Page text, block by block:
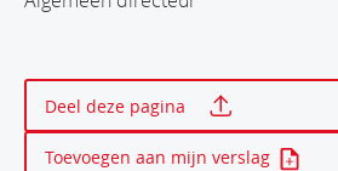
Deel deze pagina
Toevoegen aan mijn verslag